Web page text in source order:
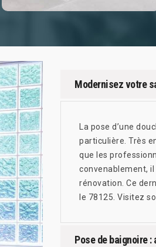
Modernisez votre
La pose d’une
particulière. Très
que les
convenablement,
rénovation. Ce
le 78125. Visitez
Pose de baignoire